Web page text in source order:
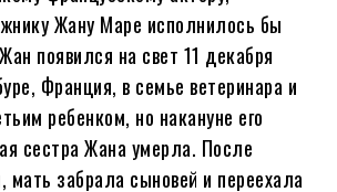
Жану Маре исполнилось бы
появился на свет 11 декабря
Франция, в семье ветеринара и
ребенком, но накануне его
сестра Жана умерла. После
мать забрала сыновей и переехала